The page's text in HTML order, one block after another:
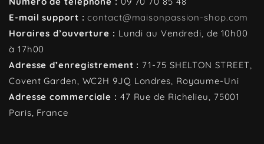
E-mail support :contact@maisonpassion-shop.com
Horaires d’ouverture : Lundi au Vendredi, de 10h00
à 17h00
Adresse d’enregistrement : 71-75 SHELTON STREET,
Covent Garden, WC2H 9JQ Londres, Royaume-Uni
Adresse commerciale : 47 Rue de Richelieu, 75001
Paris, France